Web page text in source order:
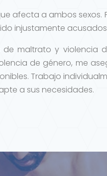
afecta a ambos
injustamente
de maltrato y
de género, me
Trabajo
a sus necesidades.